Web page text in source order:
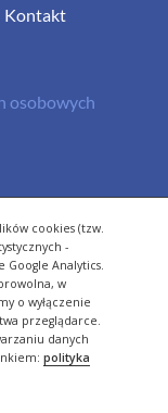
cookies (tzw.
-
Google Analytics.
w
o wyłączenie
przeglądarce.
danych
polityka
Kontakt
osobowych